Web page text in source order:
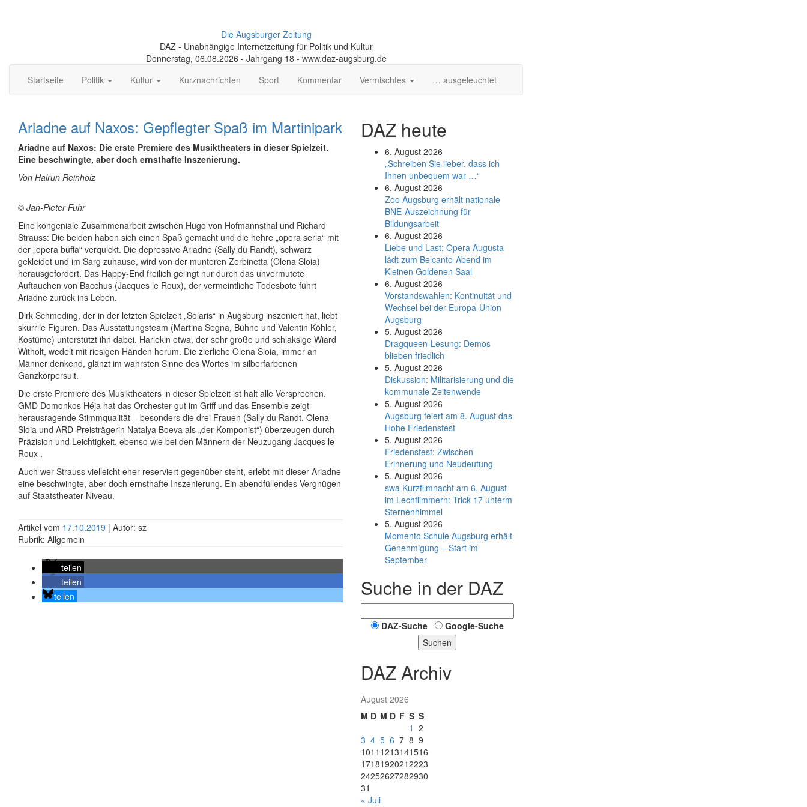
Die Augsburger Zeitung
DAZ - Unabhängige Internetzeitung für Politik und Kultur
Donnerstag, 06.08.2026 - Jahrgang 18 - www.daz-augsburg.de
Startseite
Politik Kultur Kurznachrichten Sport Kommentar Vermischtes … ausgeleuchtet
Ariadne auf Naxos: Gepflegter Spaß im Martinipark
Ariadne auf Naxos: Die erste Premiere des Musiktheaters in dieser Spielzeit.
Eine beschwingte, aber doch ernsthafte Inszenierung.
Von Halrun Reinholz
© Jan-Pieter Fuhr
Eine kongeniale Zusammenarbeit zwischen Hugo von Hofmannsthal und Richard
Strauss: Die beiden haben sich einen Spaß gemacht und die hehre „opera seria“ mit
der „opera buffa“ verquickt. Die depressive Ariadne (Sally du Randt), schwarz
gekleidet und im Sarg zuhause, wird von der munteren Zerbinetta (Olena Sloia)
herausgefordert. Das Happy-End freilich gelingt nur durch das unvermutete
Auftauchen von Bacchus (Jacques le Roux), der vermeintliche Todesbote führt
Ariadne zurück ins Leben.
Dirk Schmeding, der in der letzten Spielzeit „Solaris“ in Augsburg inszeniert hat, liebt
skurrile Figuren. Das Ausstattungsteam (Martina Segna, Bühne und Valentin Köhler,
Kostüme) unterstützt ihn dabei. Harlekin etwa, der sehr große und schlaksige Wiard
Witholt, wedelt mit riesigen Händen herum. Die zierliche Olena Sloia, immer an
Männer denkend, glänzt im wahrsten Sinne des Wortes im silberfarbenen
Ganzkörpersuit.
Die erste Premiere des Musiktheaters in dieser Spielzeit ist hält alle Versprechen.
GMD Domonkos Héja hat das Orchester gut im Griff und das Ensemble zeigt
herausragende Stimmqualität – besonders die drei Frauen (Sally du Randt, Olena
Sloia und ARD-Preisträgerin Natalya Boeva als „der Komponist“) überzeugen durch
Präzision und Leichtigkeit, ebenso wie bei den Männern der Neuzugang Jacques le
Roux .
Auch wer Strauss vielleicht eher reserviert gegenüber steht, erlebt mit dieser Ariadne
eine beschwingte, aber doch ernsthafte Inszenierung. Ein abendfüllendes Vergnügen
auf Staatstheater-Niveau.
Artikel vom 17.10.2019 | Autor: sz
Rubrik: Allgemein
teilen
teilen
teilen
DAZ heute
6. August 2026
„Schreiben Sie lieber, dass ich
Ihnen unbequem war …“
6. August 2026
Zoo Augsburg erhält nationale
BNE-Auszeichnung für
Bildungsarbeit
6. August 2026
Liebe und Last: Opera Augusta
lädt zum Belcanto-Abend im
Kleinen Goldenen Saal
6. August 2026
Vorstandswahlen: Kontinuität und
Wechsel bei der Europa-Union
Augsburg
5. August 2026
Dragqueen-Lesung: Demos
blieben friedlich
5. August 2026
Diskussion: Mi­li­ta­ri­sie­rung und die
kommunale Zeitenwende
5. August 2026
Augsburg feiert am 8. August das
Hohe Friedensfest
5. August 2026
Friedensfest: Zwischen
Erinnerung und Neudeutung
5. August 2026
swa Kurz­film­nacht am 6. August
im Lech­flim­mern: Trick 17 unterm
Sternen­himmel
5. August 2026
Momento Schule Augsburg erhält
Genehmigung – Start im
September
Suche in der DAZ
DAZ-Suche
Google-Suche
Suchen
DAZ Archiv
August 2026
M D M D F S S
1 2
3 4 5 6 7 8 9
1011 1213141516
17181920212223
24252627282930
31
« Juli